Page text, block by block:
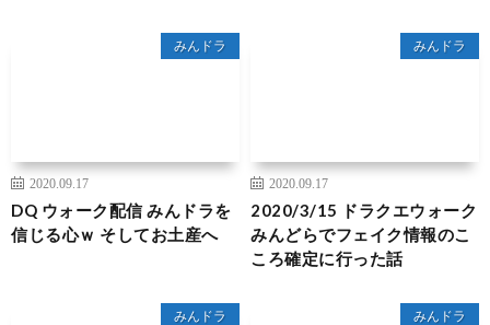
みんドラ
2020.09.17
DQ ウォーク配信 みんドラを
信じる心ｗ そしてお土産へ
みんドラ
2020.09.17
2020/3/15 ドラクエウォーク
みんどらでフェイク情報のこ
ころ確定に行った話
みんドラ みんドラ